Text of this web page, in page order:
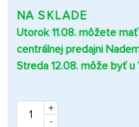
NA SKLADE
Utorok 11.08. môžete
centrálnej predajni
Streda 12.08. môže byť u
+
-